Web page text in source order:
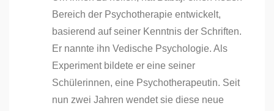
Bereich der Psychotherapie entwickelt,
basierend auf seiner Kenntnis der Schriften.
Er nannte ihn Vedische Psychologie. Als
Experiment bildete er eine seiner
Schülerinnen, eine Psychotherapeutin. Seit
nun zwei Jahren wendet sie diese neue